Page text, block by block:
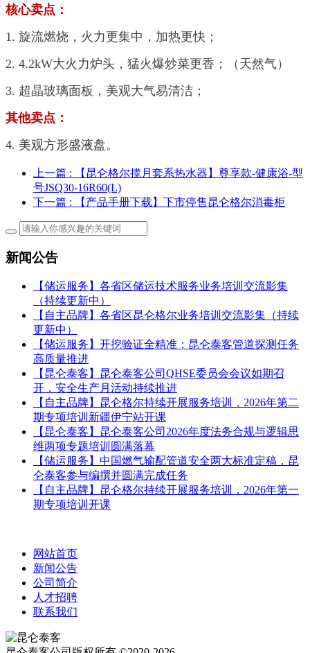
核心卖点：
1. 旋流燃烧，火力更集中，加热更快；
2. 4.2kW大火力炉头，猛火爆炒菜更香；（天然气）
3. 超晶玻璃面板，美观大气易清洁；
其他卖点：
4. 美观方形盛液盘。
上一篇 : 【昆仑格尔揽月套系热水器】尊享款-健康浴-型
号JSQ30-16R60(L)
下一篇 : 【产品手册下载】下市停售昆仑格尔消毒柜
新闻公告
【储运服务】各省区储运技术服务业务培训交流影集
（持续更新中）
【自主品牌】各省区昆仑格尔业务培训交流影集（持续
更新中）
【储运服务】开挖验证全精准：昆仑泰客管道探测任务
高质量推进
【昆仑泰客】昆仑泰客公司QHSE委员会会议如期召
开，安全生产月活动持续推进
【自主品牌】昆仑格尔持续开展服务培训，2026年第二
期专项培训新疆伊宁站开课
【昆仑泰客】昆仑泰客公司2026年度法务合规与逻辑思
维两项专题培训圆满落幕
【储运服务】中国燃气输配管道安全两大标准定稿，昆
仑泰客参与编撰并圆满完成任务
【自主品牌】昆仑格尔持续开展服务培训，2026年第一
期专项培训开课
网站首页
新闻公告
公司简介
人才招聘
联系我们